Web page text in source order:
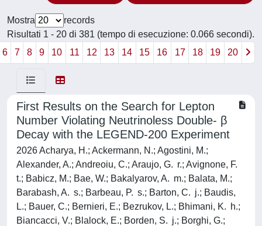
Mostra
records
Risultati 1 - 20 di 381 (tempo di esecuzione: 0.066 secondi).
6
7 8 9 10 11 12 13 14 15 16 17 18 19 20
First Results on the Search for Lepton
Number Violating Neutrinoless Double- β
Decay with the LEGEND-200 Experiment
2026 Acharya, H.; Ackermann, N.; Agostini, M.;
Alexander, A.; Andreoiu, C.; Araujo, G. r.; Avignone, F.
t.; Babicz, M.; Bae, W.; Bakalyarov, A. m.; Balata, M.;
Barabash, A. s.; Barbeau, P. s.; Barton, C. j.; Baudis,
L.; Bauer, C.; Bernieri, E.; Bezrukov, L.; Bhimani, K. h.;
Biancacci, V.; Blalock, E.; Borden, S. j.; Borghi, G.;